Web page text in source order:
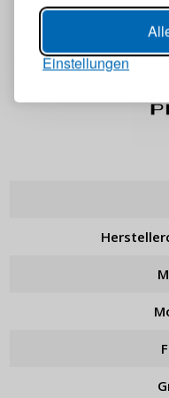
Einstellungen